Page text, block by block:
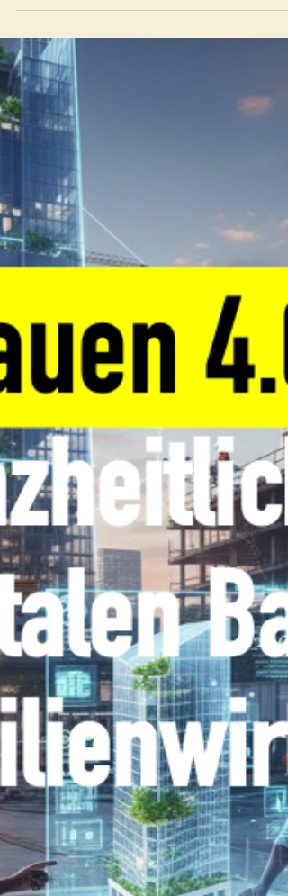
Mitarbeitende und stellt ein unterschätztes
analysiert Ursachen, Frühindikatoren und
Auswirkungen auf Führungswirksamkeit und
organisatorische Stabilität. Zudem werden
konkrete strategische Maßnahmen zur
und strukturellen Absicherung von Führung
aufgezeigt.